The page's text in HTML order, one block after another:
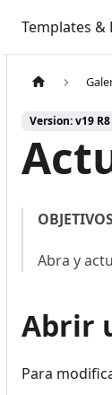
Templates &
Version: v19 R8
Abra y
Abrir
Para